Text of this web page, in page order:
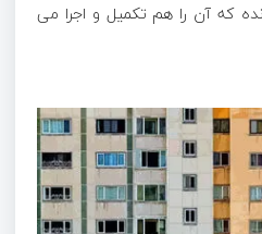
که آن را هم تکمیل و اجرا می